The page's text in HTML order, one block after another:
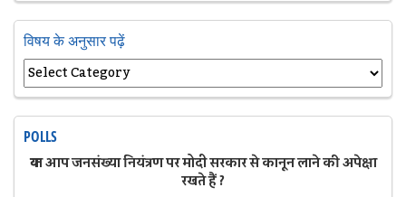
विषय के अनुसार पढ़ें
POLLS
क्या आप जनसंख्या नियंत्रण पर मोदी सरकार से कानून लाने की अपेक्षा
रखते हैं ?